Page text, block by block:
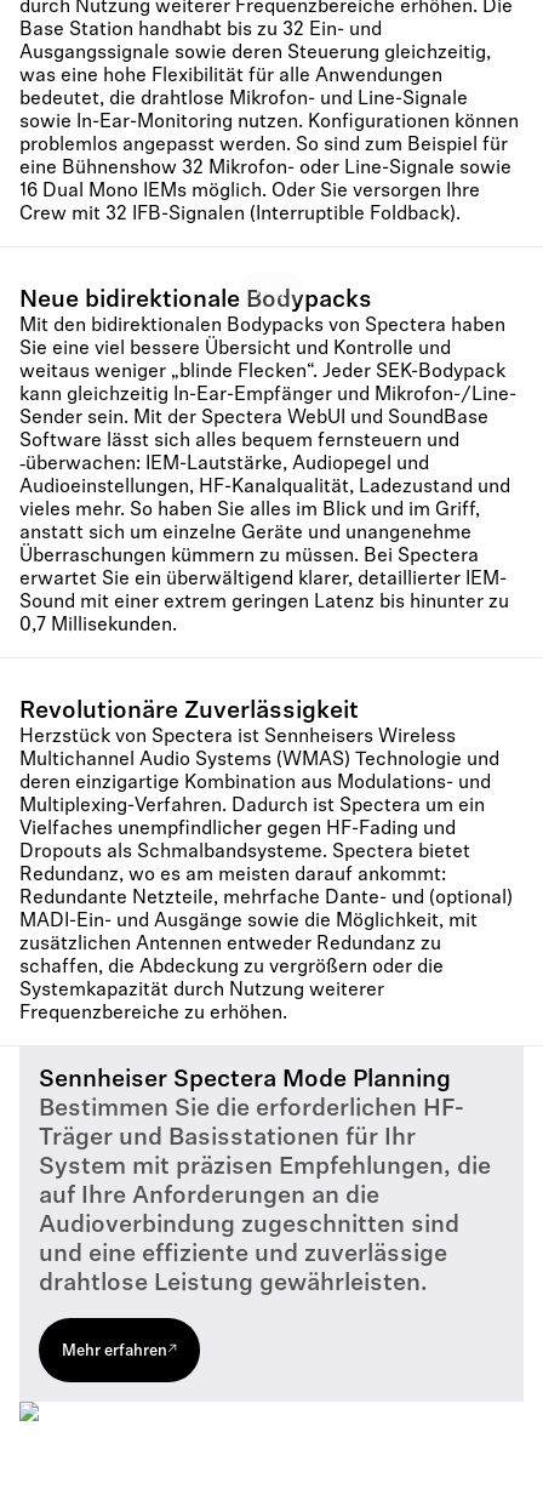
Play
durch Nutzung weiterer Frequenzbereiche erhöhen. Die
Base Station handhabt bis zu 32 Ein- und
Ausgangssignale sowie deren Steuerung gleichzeitig,
was eine hohe Flexibilität für alle Anwendungen
bedeutet, die drahtlose Mikrofon- und Line-Signale
sowie In-Ear-Monitoring nutzen. Konfigurationen können
problemlos angepasst werden. So sind zum Beispiel für
eine Bühnenshow 32 Mikrofon- oder Line-Signale sowie
16 Dual Mono IEMs möglich. Oder Sie versorgen Ihre
Crew mit 32 IFB-Signalen (Interruptible Foldback).
Neue bidirektionale Bodypacks
Mit den bidirektionalen Bodypacks von Spectera haben
Sie eine viel bessere Übersicht und Kontrolle und
weitaus weniger „blinde Flecken“. Jeder SEK-Bodypack
kann gleichzeitig In-Ear-Empfänger und Mikrofon-/Line-
Sender sein. Mit der Spectera WebUI und SoundBase
Software lässt sich alles bequem fernsteuern und
‑überwachen: IEM-Lautstärke, Audiopegel und
Audioeinstellungen, HF-Kanalqualität, Ladezustand und
vieles mehr. So haben Sie alles im Blick und im Griff,
anstatt sich um einzelne Geräte und unangenehme
Überraschungen kümmern zu müssen. Bei Spectera
erwartet Sie ein überwältigend klarer, detaillierter IEM-
Sound mit einer extrem geringen Latenz bis hinunter zu
0,7 Millisekunden.
Revolutionäre Zuverlässigkeit
Herzstück von Spectera ist Sennheisers Wireless
Multichannel Audio Systems (WMAS) Technologie und
deren einzigartige Kombination aus Modulations- und
Multiplexing-Verfahren. Dadurch ist Spectera um ein
Vielfaches unempfindlicher gegen HF-Fading und
Dropouts als Schmalbandsysteme. Spectera bietet
Redundanz, wo es am meisten darauf ankommt:
Redundante Netzteile, mehrfache Dante- und (optional)
MADI-Ein- und Ausgänge sowie die Möglichkeit, mit
zusätzlichen Antennen entweder Redundanz zu
schaffen, die Abdeckung zu vergrößern oder die
Systemkapazität durch Nutzung weiterer
Frequenzbereiche zu erhöhen.
Sennheiser Spectera Mode Planning
Bestimmen Sie die erforderlichen HF-
Träger und Basisstationen für Ihr
System mit präzisen Empfehlungen, die
auf Ihre Anforderungen an die
Audioverbindung zugeschnitten sind
und eine effiziente und zuverlässige
drahtlose Leistung gewährleisten.
Mehr erfahren